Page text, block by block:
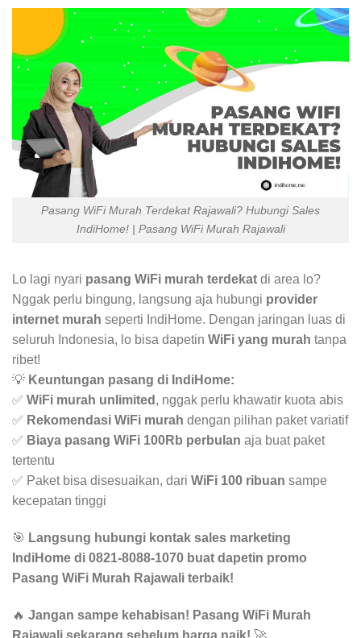
Pasang WiFi Murah Terdekat Rajawali? Hubungi Sales
IndiHome! | Pasang WiFi Murah Rajawali
Lo lagi nyari pasang WiFi murah terdekat di area lo?
Nggak perlu bingung, langsung aja hubungi provider
internet murah seperti IndiHome. Dengan jaringan luas di
seluruh Indonesia, lo bisa dapetin WiFi yang murah tanpa
ribet!
💡 Keuntungan pasang di IndiHome:
✅ WiFi murah unlimited , nggak perlu khawatir kuota abis
✅ Rekomendasi WiFi murah dengan pilihan paket variatif
✅ Biaya pasang WiFi 100Rb perbulan aja buat paket
tertentu
✅ Paket bisa disesuaikan, dari WiFi 100 ribuan sampe
kecepatan tinggi
🎯 Langsung hubungi kontak sales marketing
IndiHome di 0821-8088-1070 buat dapetin promo
Pasang WiFi Murah Rajawali terbaik!
🔥 Jangan sampe kehabisan! Pasang WiFi Murah
Rajawali sekarang sebelum harga naik! 🚀